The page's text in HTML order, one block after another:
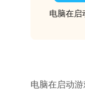
电脑在启
电脑在启动